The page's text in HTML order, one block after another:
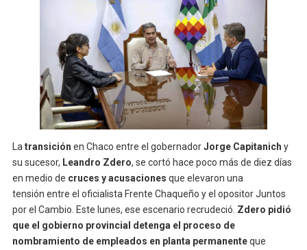
La transición en Chaco entre el gobernadorJorge Capitanich y
su sucesor, Leandro Zdero, se cortó hace poco más de diez días
en medio de cruces y acusaciones que elevaron una
tensión entre el oficialista Frente Chaqueño y el opositor Juntos
por el Cambio. Este lunes, ese escenario recrudeció. Zdero pidió
que el gobierno provincial detenga el proceso de
nombramiento de empleados en planta permanenteque